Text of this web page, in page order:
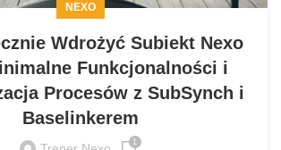
NEXO
Wdrożyć Subiekt Nexo
Funkcjonalności i
Procesów z SubSynch i
Baselinkerem
1